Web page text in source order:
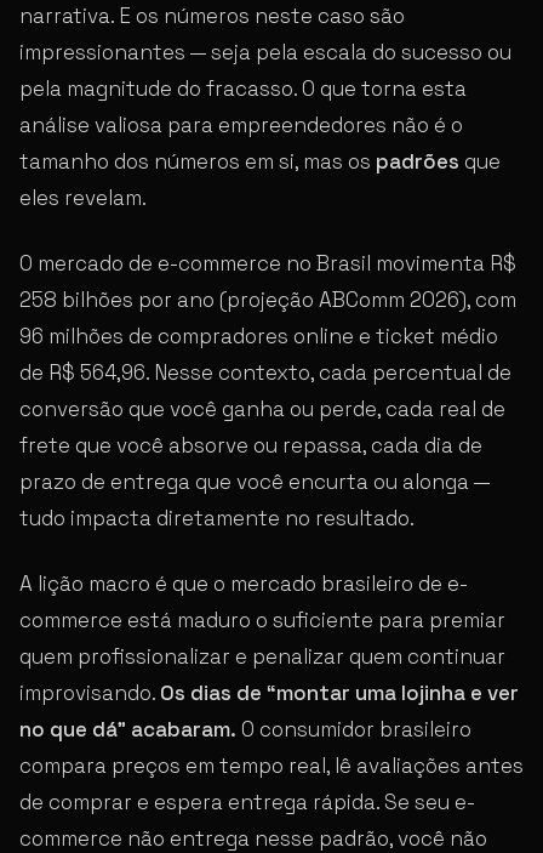
narrativa. E os números neste caso são
impressionantes — seja pela escala do sucesso ou
pela magnitude do fracasso. O que torna esta
análise valiosa para empreendedores não é o
tamanho dos números em si, mas os padrões que
eles revelam.
O mercado de e-commerce no Brasil movimenta R$
258 bilhões por ano (projeção ABComm 2026), com
96 milhões de compradores online e ticket médio
de R$ 564,96. Nesse contexto, cada percentual de
conversão que você ganha ou perde, cada real de
frete que você absorve ou repassa, cada dia de
prazo de entrega que você encurta ou alonga —
tudo impacta diretamente no resultado.
A lição macro é que o mercado brasileiro de e-
commerce está maduro o suficiente para premiar
quem profissionalizar e penalizar quem continuar
improvisando. Os dias de “montar uma lojinha e ver
no que dá” acabaram. O consumidor brasileiro
compara preços em tempo real, lê avaliações antes
de comprar e espera entrega rápida. Se seu e-
commerce não entrega nesse padrão, você não